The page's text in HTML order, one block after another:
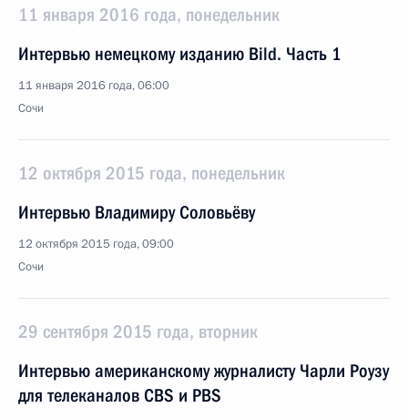
11 января 2016 года, понедельник
Интервью немецкому изданию Bild. Часть 1
11 января 2016 года, 06:00
Сочи
12 октября 2015 года, понедельник
Интервью Владимиру Соловьёву
12 октября 2015 года, 09:00
Сочи
29 сентября 2015 года, вторник
Интервью американскому журналисту Чарли Роузу
для телеканалов CBS и PBS